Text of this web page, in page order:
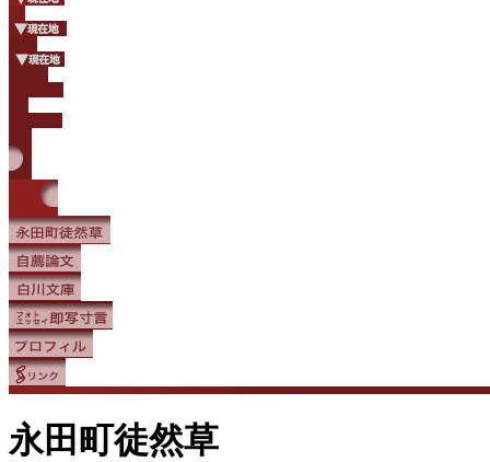
永田町徒然草